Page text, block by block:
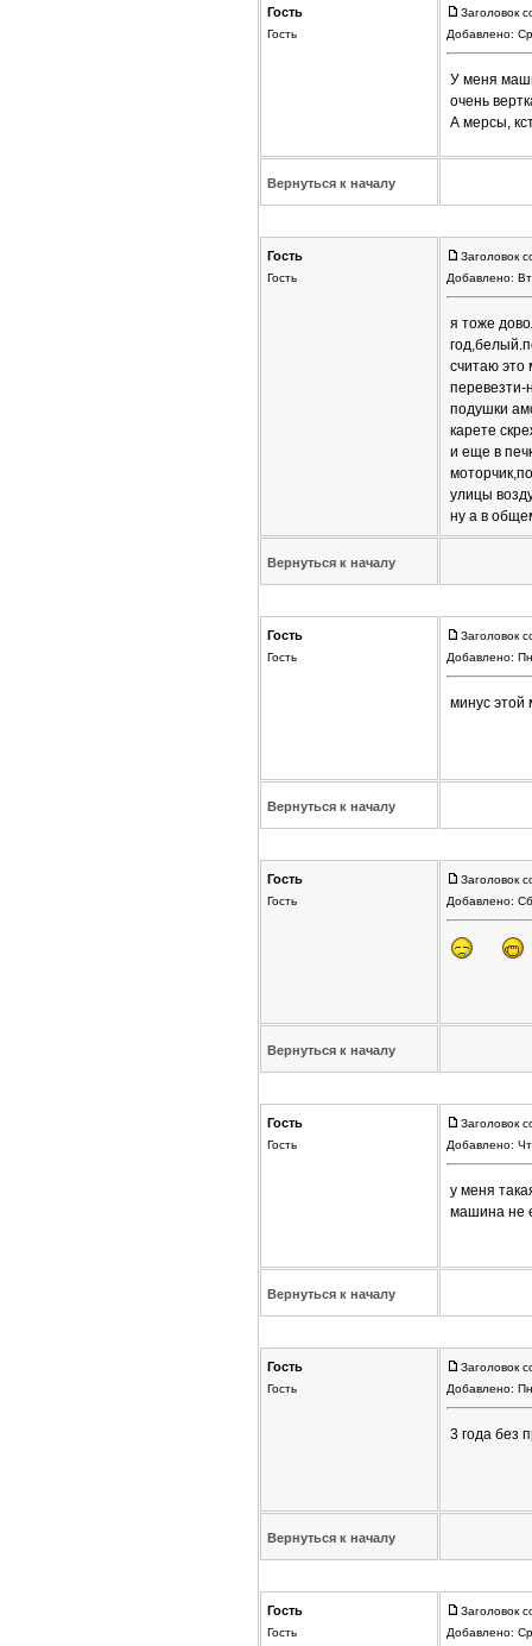
Гость
Гость
Заголовок
Добавлено:
У меня
очень
А мерсы,
Вернуться к началу
Гость
Гость
Заголовок
Добавлено:
я тоже
считаю это
перевезти-
подушки
карете
и еще в
улицы
ну а в
Вернуться к началу
Гость
Гость
Заголовок
Добавлено:
минус этой
Вернуться к началу
Гость
Гость
Заголовок
Добавлено:
Вернуться к началу
Гость
Гость
Заголовок
Добавлено:
у меня
машина не
Вернуться к началу
Гость
Гость
Заголовок
Добавлено:
3 года без
Вернуться к началу
Гость
Гость
Заголовок
Добавлено: